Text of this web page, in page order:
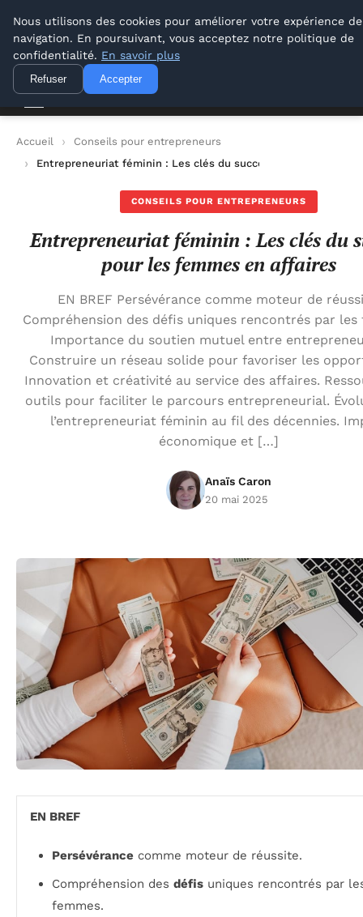
Lyon Photos
Lyon Photos
Accueil
Conseils pour entrepreneurs
Entrepreneuriat féminin : Les clés du succès pour les
CONSEILS POUR ENTREPRENEURS
Entrepreneuriat féminin : Les clés du
pour les femmes en affaires
EN BREF Persévérance comme moteur de
Compréhension des défis uniques rencontrés par les
Importance du soutien mutuel entre
Construire un réseau solide pour favoriser les
Innovation et créativité au service des affaires.
outils pour faciliter le parcours entrepreneurial.
l’entrepreneuriat féminin au fil des décennies.
économique et […]
Anaïs Caron
20 mai 2025
EN BREF
Persévérance comme moteur de réussite.
Compréhension des défis uniques rencontrés par
femmes.
Nous utilisons des cookies pour améliorer votre expérience de
navigation. En poursuivant, vous acceptez notre politique de
confidentialité. En savoir plus
Refuser Accepter